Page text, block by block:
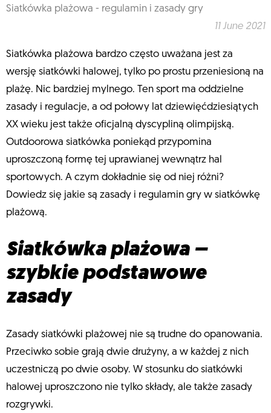
Siatkówka plażowa - regulamin i zasady gry
11 June 2021
Siatkówka plażowa bardzo często uważana jest za
wersję siatkówki halowej, tylko po prostu przeniesioną na
plażę. Nic bardziej mylnego. Ten sport ma oddzielne
zasady i regulacje, a od połowy lat dziewięćdziesiątych
XX wieku jest także oficjalną dyscypliną olimpijską.
Outdoorowa siatkówka poniekąd przypomina
uproszczoną formę tej uprawianej wewnątrz hal
sportowych. A czym dokładnie się od niej różni?
Dowiedz się jakie są zasady i regulamin gry w siatkówkę
plażową.
Siatkówka plażowa –
szybkie podstawowe
zasady
Zasady siatkówki plażowej nie są trudne do opanowania.
Przeciwko sobie grają dwie drużyny, a w każdej z nich
uczestniczą po dwie osoby. W stosunku do siatkówki
halowej uproszczono nie tylko składy, ale także zasady
rozgrywki.